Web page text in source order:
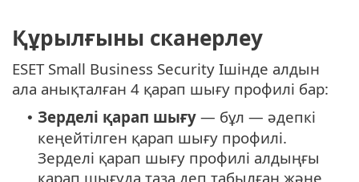
Құрылғыны сканерлеу
ESET Small Business Security Ішінде алдын
ала анықталған 4 қарап шығу профилі бар:
• Зерделі қарап шығу — бұл — әдепкі
кеңейтілген қарап шығу профилі.
Зерделі қарап шығу профилі алдыңғы
қарап шығуда таза деп табылған және